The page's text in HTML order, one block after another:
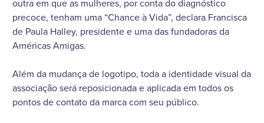
outra em que as mulheres, por conta do diagnóstico
precoce, tenham uma “Chance à Vida”, declara Francisca
de Paula Halley, presidente e uma das fundadoras da
Américas Amigas.
Além da mudança de logotipo, toda a identidade visual da
associação será reposicionada e aplicada em todos os
pontos de contato da marca com seu público.